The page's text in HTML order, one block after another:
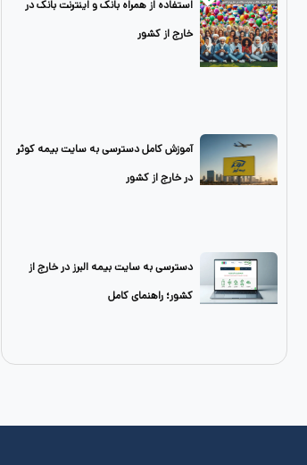
استفاده از همراه بانک و اینترنت بانک در
خارج از کشور
آموزش کامل دسترسی به سایت بیمه کوثر
در خارج از کشور
دسترسی به سایت بیمه البرز در خارج از
کشور؛ راهنمای کامل